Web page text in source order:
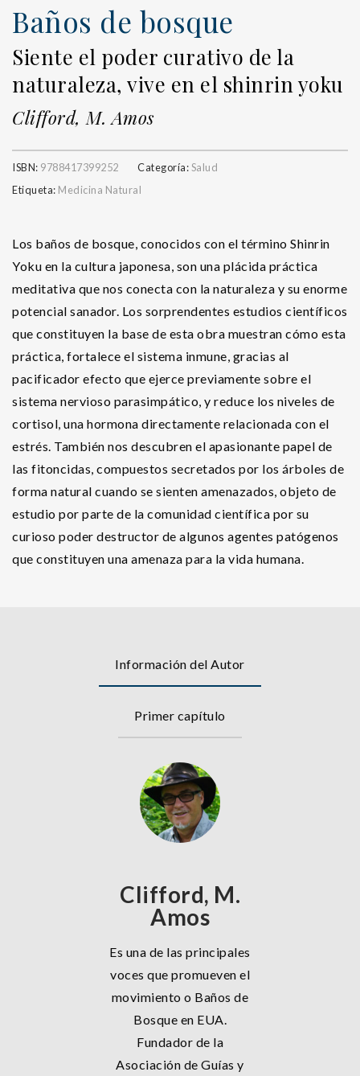
Baños de bosque
Siente el poder curativo de la
naturaleza, vive en el shinrin yoku
Clifford, M. Amos
ISBN: 9788417399252 Categoría:Salud
Etiqueta: Medicina Natural
Los baños de bosque, conocidos con el término Shinrin
Yoku en la cultura japonesa, son una plácida práctica
meditativa que nos conecta con la naturaleza y su enorme
potencial sanador. Los sorprendentes estudios científicos
que constituyen la base de esta obra muestran cómo esta
práctica, fortalece el sistema inmune, gracias al
pacificador efecto que ejerce previamente sobre el
sistema nervioso parasimpático, y reduce los niveles de
cortisol, una hormona directamente relacionada con el
estrés. También nos descubren el apasionante papel de
las fitoncidas, compuestos secretados por los árboles de
forma natural cuando se sienten amenazados, objeto de
estudio por parte de la comunidad científica por su
curioso poder destructor de algunos agentes patógenos
que constituyen una amenaza para la vida humana.
Información del Autor
Primer capítulo
Clifford, M.
Amos
Es una de las principales
voces que promueven el
movimiento o Baños de
Bosque en EUA.
Fundador de la
Asociación de Guías y